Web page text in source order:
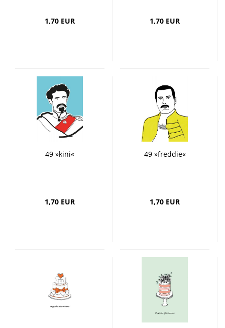
1,70 EUR 1,70 EUR
49 »kini«
1,70 EUR
49 »freddie«
1,70 EUR